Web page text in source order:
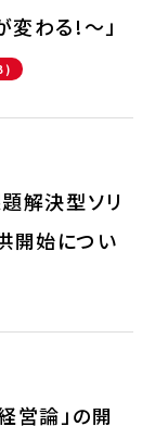
わる!～」
解決型ソリ
開始につい
営論」の開